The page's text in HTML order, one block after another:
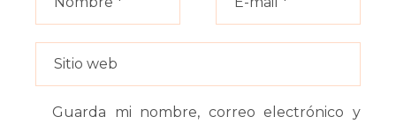
Guarda mi nombre, correo electrónico y